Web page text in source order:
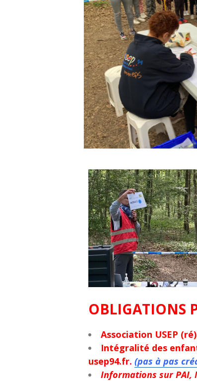
OBLIGATIONS
Association USEP
Intégralité des
usep94.fr. (pas à pas
Informations sur PAI,